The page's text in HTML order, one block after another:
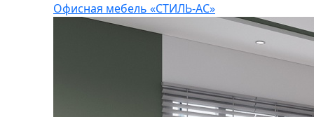
Офисная мебель «СТИЛЬ-АС»